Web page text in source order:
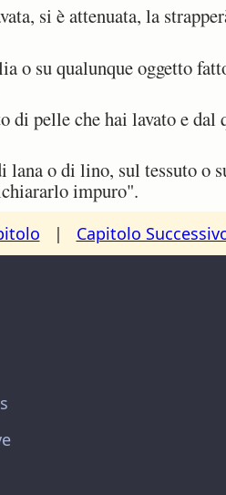
si è attenuata, la
o su qualunque oggetto
pelle che hai lavato e dal
lana o di lino, sul tessuto o
impuro".
| Capitolo